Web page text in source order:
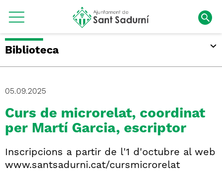
Biblioteca
05.09.2025
Curs de microrelat, coordinat
per Martí Garcia, escriptor
Inscripcions a partir de l'1 d'octubre al web
www.santsadurni.cat/cursmicrorelat